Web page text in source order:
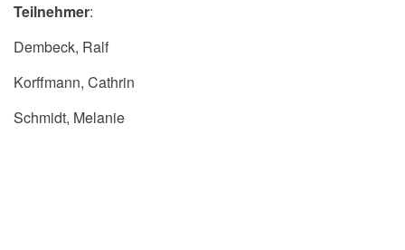
Teilnehmer:
Dembeck, Ralf
Korffmann, Cathrin
Schmidt, Melanie